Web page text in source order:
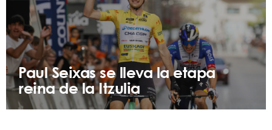
Paul Seixas se lleva la etapa
reina de la Itzulia